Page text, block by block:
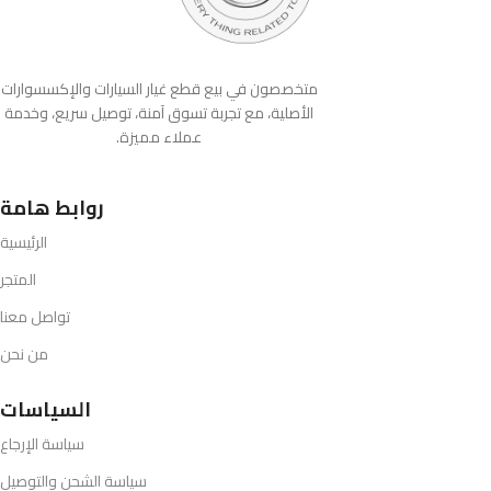
متخصصون في بيع قطع غيار السيارات والإكسسوارات
الأصلية، مع تجربة تسوق آمنة، توصيل سريع، وخدمة
عملاء مميزة.
روابط هامة
الرئيسية
المتجر
تواصل معنا
من نحن
السياسات
سياسة الإرجاع
سياسة الشحن والتوصيل